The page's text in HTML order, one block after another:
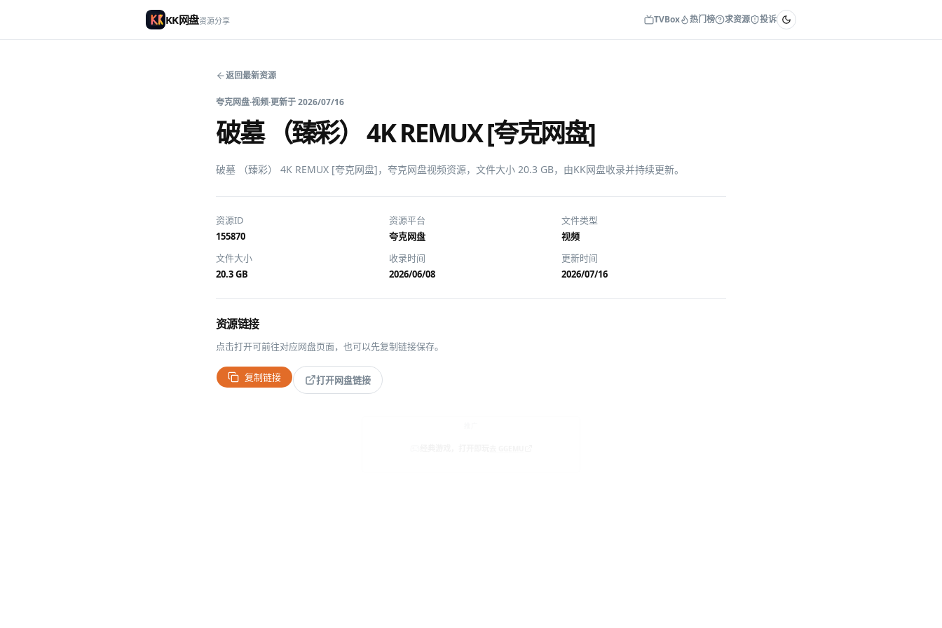
KK网盘资源分享 TVBox 热门榜 求资源 投诉
返回最新资源
夸克网盘·视频·更新于2026/07/16
破墓 （臻彩） 4K REMUX [夸克网盘]
破墓 （臻彩） 4K REMUX [夸克网盘]，夸克网盘视频资源，文件大小 20.3 GB，由KK网盘收录并持续更新。
资源ID
155870
资源平台
夸克网盘
文件类型
视频
文件大小
20.3 GB
收录时间
2026/06/08
更新时间
2026/07/16
资源链接
点击打开可前往对应网盘页面，也可以先复制链接保存。
复制链接 打开网盘链接